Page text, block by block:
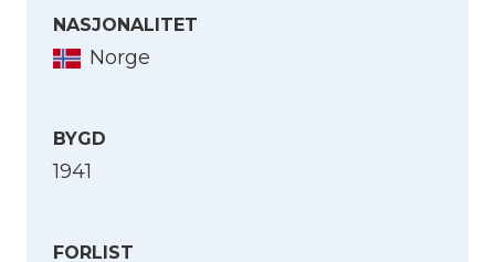
NASJONALITET
Norge
BYGD
1941
FORLIST